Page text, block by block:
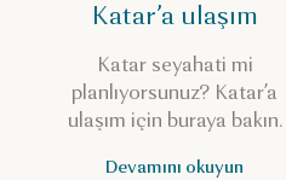
Katar’a ulaşım
Katar seyahati mi
planlıyorsunuz? Katar’a
ulaşım için buraya bakın.
Devamını okuyun